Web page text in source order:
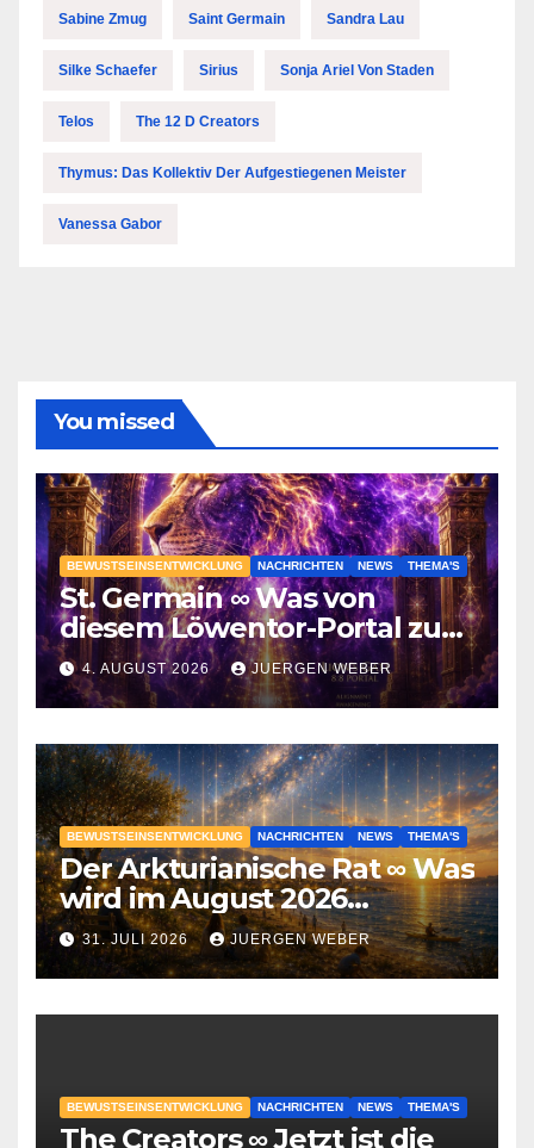
Sabine Zmug Saint Germain Sandra Lau
Silke Schaefer Sirius Sonja Ariel Von Staden
Telos The 12 D Creators
Thymus: Das Kollektiv Der Aufgestiegenen Meister
Vanessa Gabor
You missed
BEWUSTSEINSENTWICKLUNG NACHRICHTEN NEWS THEMA'S
St. Germain ∞ Was von
diesem Löwentor-Portal zu
erwarten ist
4. AUGUST 2026 JUERGEN WEBER
BEWUSTSEINSENTWICKLUNG NACHRICHTEN NEWS THEMA'S
Der Arkturianische Rat ∞ Was
wird im August 2026
geschehen?
31. JULI 2026 JUERGEN WEBER
BEWUSTSEINSENTWICKLUNG NACHRICHTEN NEWS THEMA'S
The Creators ∞ Jetzt ist die